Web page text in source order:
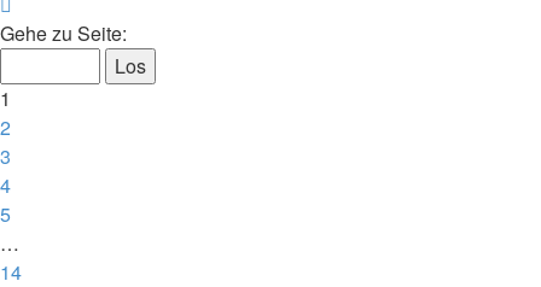
1
14
Gehe zu Seite:
1
2
3
4
5
…
14